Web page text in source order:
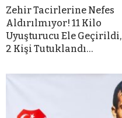
Zehir Tacirlerine Nefes
Aldırılmıyor! 11 Kilo
Uyuşturucu Ele Geçirildi,
2 Kişi Tutuklandı…